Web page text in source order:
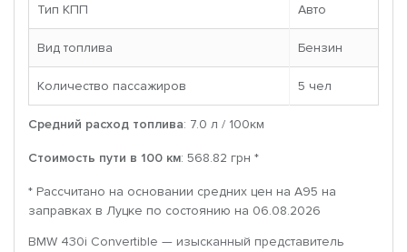
Тип КПП Авто
Вид топлива Бензин
Количество пассажиров 5 чел
Средний расход топлива: 7.0 л / 100км
Стоимость пути в 100 км: 568.82 грн *
* Рассчитано на основании средних цен на A95 на
заправках в Луцке по состоянию на 06.08.2026
BMW 430i Convertible — изысканный представитель